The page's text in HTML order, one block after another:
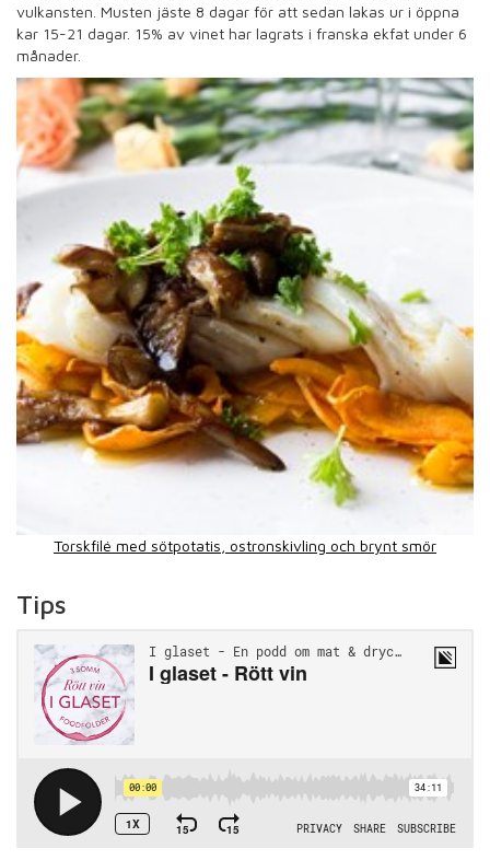
vulkansten. Musten jäste 8 dagar för att sedan lakas ur i öppna
kar 15-21 dagar. 15% av vinet har lagrats i franska ekfat under 6
månader.
Torskfilé med sötpotatis, ostronskivling och brynt smör
Tips